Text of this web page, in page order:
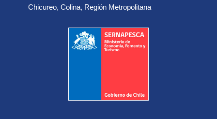
Chicureo, Colina, Región Metropolitana